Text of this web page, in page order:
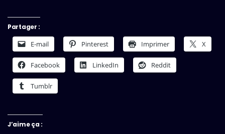
Partager :
E-mail Pinterest Imprimer X
Facebook LinkedIn Reddit
Tumblr
J’aime ça :